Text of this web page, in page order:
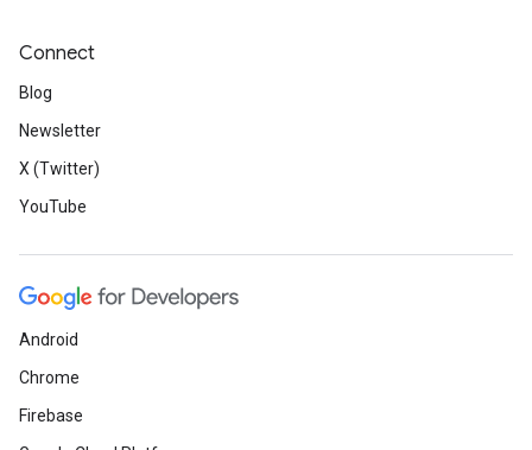
Connect
Blog
Newsletter
X (Twitter)
YouTube
Android
Chrome
Firebase